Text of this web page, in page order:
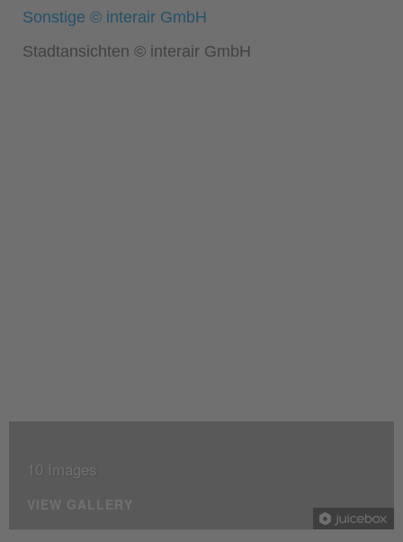
Sonstige © interair GmbH
Stadtansichten © interair GmbH
10 Images